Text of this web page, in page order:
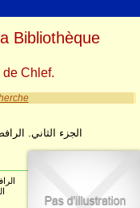
الجزء الثاني.
Bibliothèque
Chlef.